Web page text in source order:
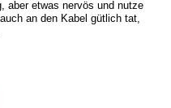
aber etwas nervös und nutze
an den Kabel gütlich tat,